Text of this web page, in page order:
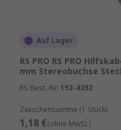
Auf Lager
RS PRO RS PRO
mm Stereobuchse
RS Best.-Nr. 192-4392
Zwischensumme (1 Stück)
1,18 €(ohne MwSt.)